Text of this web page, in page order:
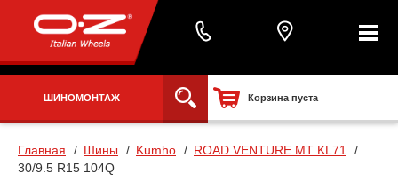
ШИНОМОНТАЖ Корзина пуста
Главная Шины Kumho
ROAD VENTURE MT KL71
30/9.5 R15 104Q